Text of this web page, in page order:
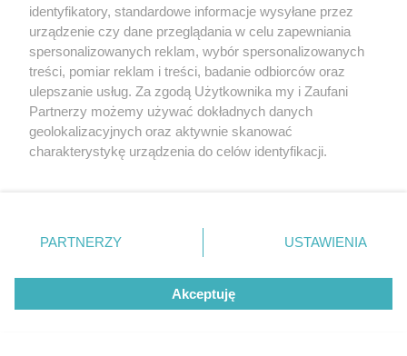
identyfikatory, standardowe informacje wysyłane przez
urządzenie czy dane przeglądania w celu zapewniania
spersonalizowanych reklam, wybór spersonalizowanych
treści, pomiar reklam i treści, badanie odbiorców oraz
ulepszanie usług. Za zgodą Użytkownika my i Zaufani
Partnerzy możemy używać dokładnych danych
geolokalizacyjnych oraz aktywnie skanować
charakterystykę urządzenia do celów identyfikacji.
zmienić/wycofać klikając przycisk ustawień prywatności
znajdujący się w lewym dolnym rogu strony
rodzaje przetwarzania danych nie wymagają zgody
użytkownika, ale masz prawo sprzeciwić się takiemu
przetwarzaniu. Preferencje będą miały zastosowanie tylko
PARTNERZY USTAWIENIA
Akceptuję